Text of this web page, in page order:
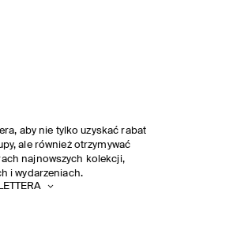
aby nie tylko uzyskać rabat
ale również otrzymywać
najnowszych kolekcji,
i wydarzeniach.